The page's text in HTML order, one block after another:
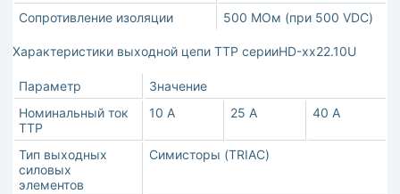
Сопротивление изоляции 500 МОм (при 500 VDC)
Характеристики выходной цепи ТТР серииHD-хх22.10U
Параметр
Значение
Номинальный ток
ТТР
10 A 25 A 40 A
Тип выходных
силовых
элементов
Симисторы (TRIAC)